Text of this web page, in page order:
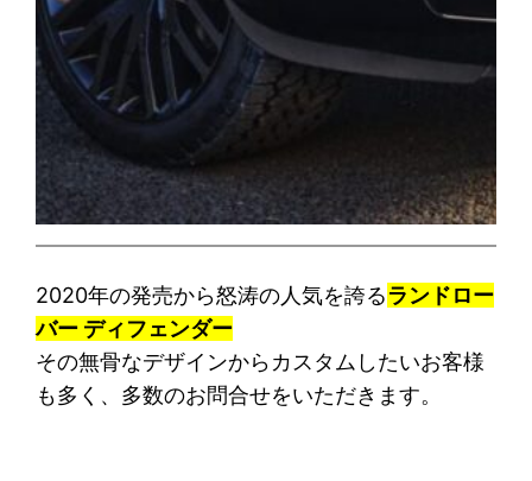
2020年の発売から怒涛の人気を誇るランドロー
バー ディフェンダー
その無骨なデザインからカスタムしたいお客様
も多く、多数のお問合せをいただきます。